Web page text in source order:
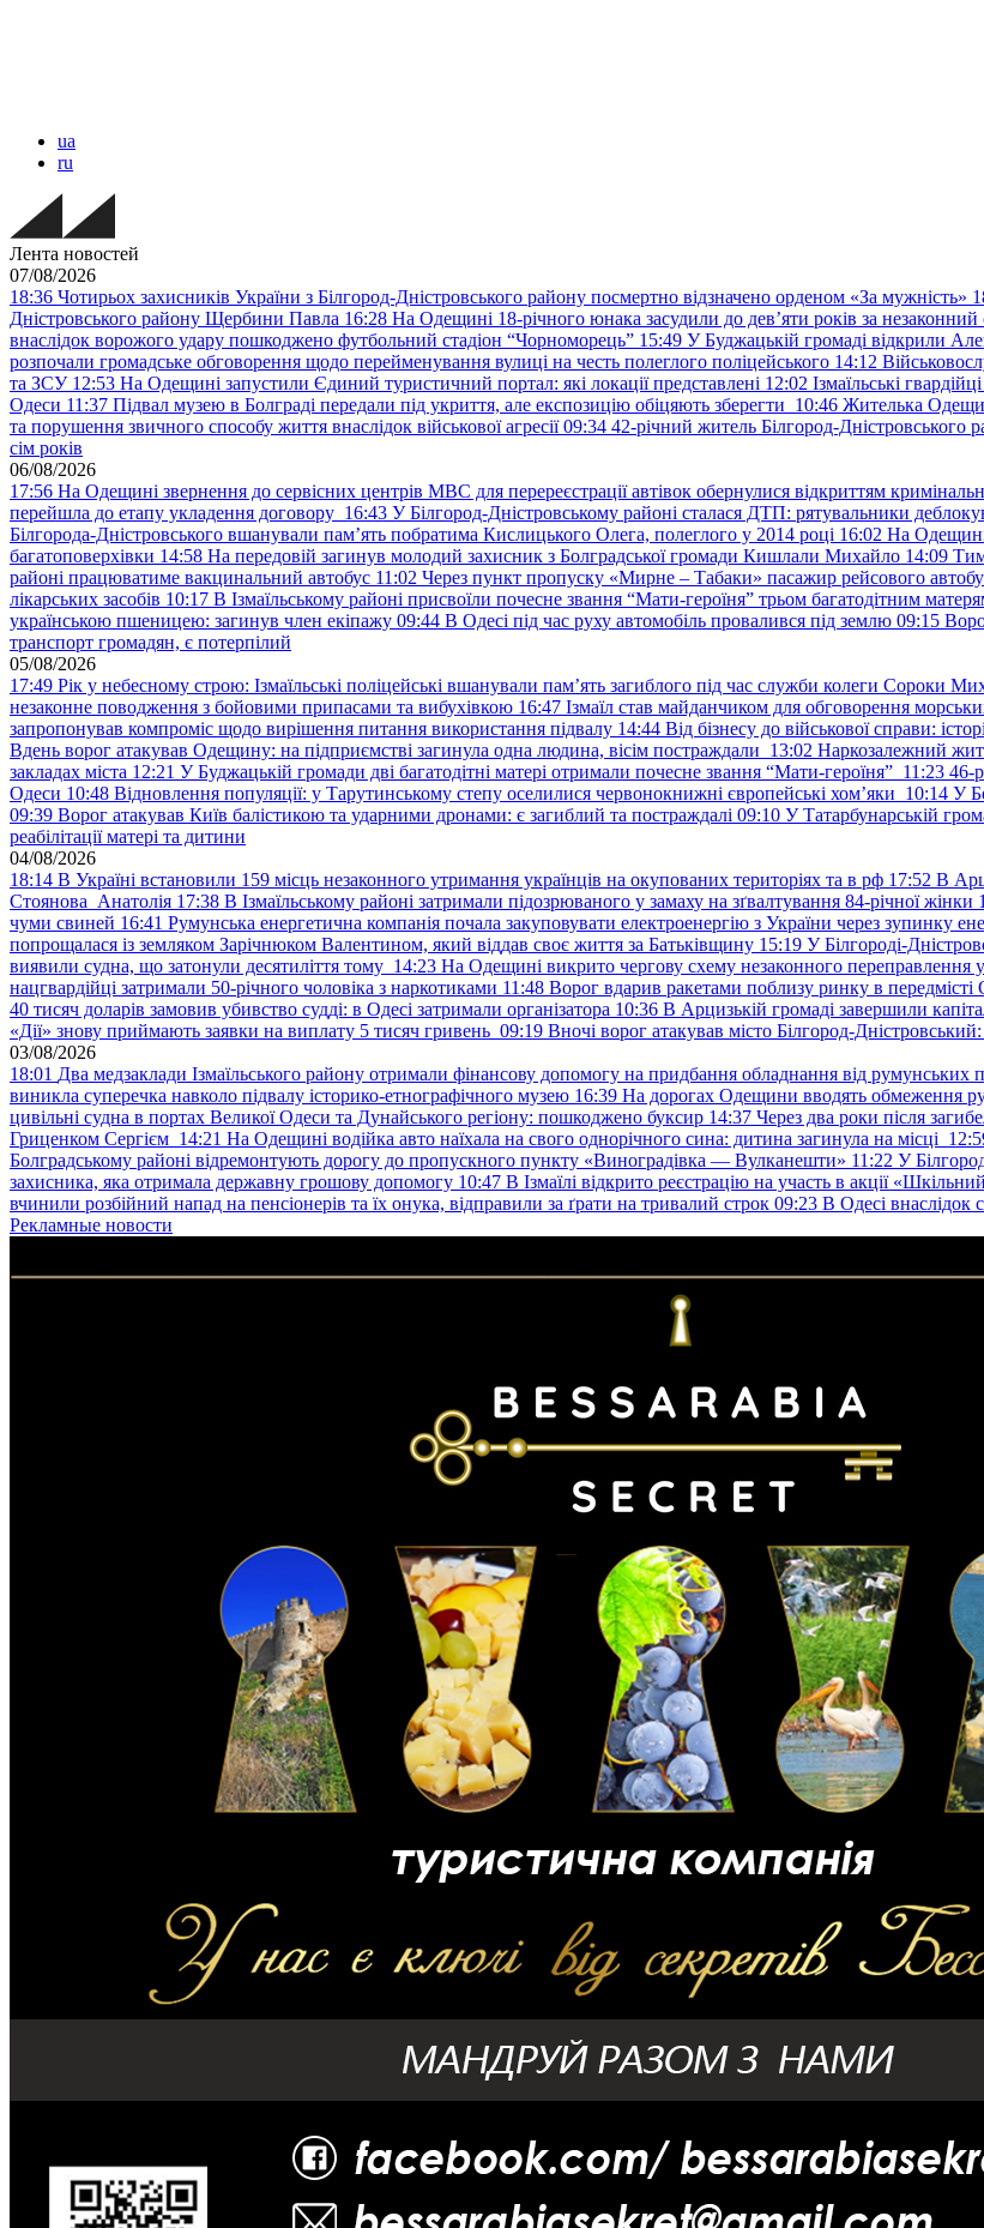
ua
ru
Лента новостей
07/08/2026
18:36 Чотирьох захисників України з Білгород-Дністровського району посмертно відзначено орденом «За мужність»
Дністровського району Щербини Павла 16:28 На Одещині 18-річного юнака засудили до дев’яти років за незаконний
внаслідок ворожого удару пошкоджено футбольний стадіон “Чорноморець” 15:49 У Буджацькій громаді відкрили
розпочали громадське обговорення щодо перейменування вулиці на честь полеглого поліцейського 14:12
та ЗСУ 12:53 На Одещині запустили Єдиний туристичний портал: які локації представлені 12:02 Ізмаїльські
Одеси 11:37 Підвал музею в Болграді передали під укриття, але експозицію обіцяють зберегти 10:46 Жителька
та порушення звичного способу життя внаслідок військової агресії 09:34 42-річний житель Білгород-Дністровського
сім років
06/08/2026
17:56 На Одещині звернення до сервісних центрів МВС для перереєстрації автівок обернулися відкриттям
перейшла до етапу укладення договору 16:43 У Білгород-Дністровському районі сталася ДТП: рятувальники
Білгорода-Дністровського вшанували пам’ять побратима Кислицького Олега, полеглого у 2014 році 16:02 На Одещині
багатоповерхівки 14:58 На передовій загинув молодий захисник з Болградської громади Кишлали Михайло 14:09
районі працюватиме вакцинальний автобус 11:02 Через пункт пропуску «Мирне – Табаки» пасажир рейсового
лікарських засобів 10:17 В Ізмаїльському районі присвоїли почесне звання “Мати-героїня” трьом багатодітним
українською пшеницею: загинув член екіпажу 09:44 В Одесі під час руху автомобіль провалився під землю 09:15
транспорт громадян, є потерпілий
05/08/2026
17:49 Рік у небесному строю: Ізмаїльські поліцейські вшанували пам’ять загиблого під час служби колеги Сороки
незаконне поводження з бойовими припасами та вибухівкою 16:47 Ізмаїл став майданчиком для обговорення
запропонував компроміс щодо вирішення питання використання підвалу 14:44 Від бізнесу до військової справи:
Вдень ворог атакував Одещину: на підприємстві загинула одна людина, вісім постраждали 13:02 Наркозалежний
закладах міста 12:21 У Буджацькій громади дві багатодітні матері отримали почесне звання “Мати-героїня” 11:23 46-
Одеси 10:48 Відновлення популяції: у Тарутинському степу оселилися червонокнижні європейські хом’яки 10:14 У
09:39 Ворог атакував Київ балістикою та ударними дронами: є загиблий та постраждалі 09:10 У Татарбунарській
реабілітації матері та дитини
04/08/2026
18:14 В Україні встановили 159 місць незаконного утримання українців на окупованих територіях та в рф 17:52 В
Стоянова Анатолія 17:38 В Ізмаїльському районі затримали підозрюваного у замаху на зґвалтування 84-річної жінки
чуми свиней 16:41 Румунська енергетична компанія почала закуповувати електроенергію з України через зупинку
попрощалася із земляком Зарічнюком Валентином, який віддав своє життя за Батьківщину 15:19 У Білгороді-
виявили судна, що затонули десятиліття тому 14:23 На Одещині викрито чергову схему незаконного переправлення
нацгвардійці затримали 50-річного чоловіка з наркотиками 11:48 Ворог вдарив ракетами поблизу ринку в
40 тисяч доларів замовив убивство судді: в Одесі затримали організатора 10:36 В Арцизькій громаді завершили
«Дії» знову приймають заявки на виплату 5 тисяч гривень 09:19 Вночі ворог атакував місто Білгород-
03/08/2026
18:01 Два медзаклади Ізмаїльського району отримали фінансову допомогу на придбання обладнання від румунських
виникла суперечка навколо підвалу історико-етнографічного музею 16:39 На дорогах Одещини вводять обмеження
цивільні судна в портах Великої Одеси та Дунайського регіону: пошкоджено буксир 14:37 Через два роки після
Гриценком Сергієм 14:21 На Одещині водійка авто наїхала на свого однорічного сина: дитина загинула на місці
Болградському районі відремонтують дорогу до пропускного пункту «Виноградівка — Вулканешти» 11:22 У
захисника, яка отримала державну грошову допомогу 10:47 В Ізмаїлі відкрито реєстрацію на участь в акції
вчинили розбійний напад на пенсіонерів та їх онука, відправили за ґрати на тривалий строк 09:23 В Одесі внаслідок
Рекламные новости